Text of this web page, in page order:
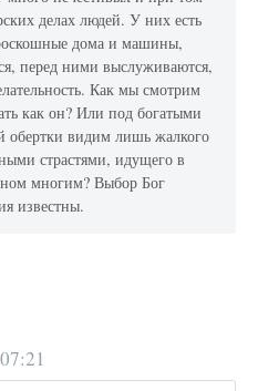
делах людей. У них есть
дома и машины,
перед ними выслуживаются,
Как мы смотрим
как он? Или под богатыми
обертки видим лишь жалкого
страстями, идущего в
многим? Выбор Бог
известны.